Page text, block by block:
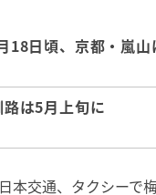
日頃、京都・嵐
は5月上旬に
日本交通、タクシーで